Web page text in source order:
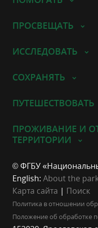
ПРОСВЕЩАТЬ
ИССЛЕДОВАТЬ
СОХРАНЯТЬ
ПУТЕШЕСТВОВАТЬ
ПРОЖИВАНИЕ И
ТЕРРИТОРИИ
© ФГБУ
English: About the
Карта сайта | Поиск
Политика в отношении
Положение об обработке